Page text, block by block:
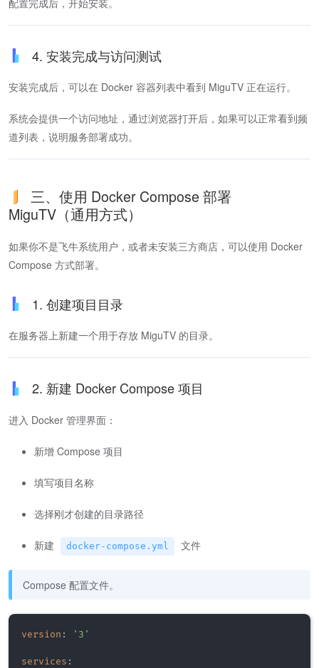
4. 安装完成与访问测试
安装完成后，可以在 Docker 容器列表中看到 MiguTV 正在运行。
系统会提供一个访问地址，通过浏览器打开后，如果可以正常看到频
道列表，说明服务部署成功。
三、使用 Docker Compose 部署
MiguTV（通用方式）
如果你不是飞牛系统用户，或者未安装三方商店，可以使用 Docker
Compose 方式部署。
1. 创建项目目录
在服务器上新建一个用于存放 MiguTV 的目录。
2. 新建 Docker Compose 项目
进入 Docker 管理界面：
新增 Compose 项目
填写项目名称
选择刚才创建的目录路径
新建 docker-compose.yml 文件
Compose 配置文件。
version : '3'
services :